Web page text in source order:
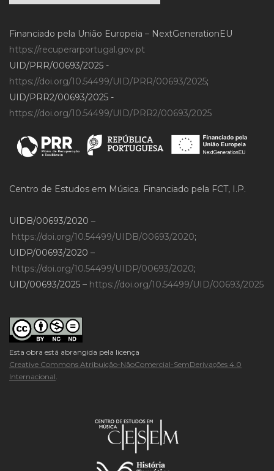
Financiado pela União Europeia – NextGenerationEU
https://recuperarportugal.gov.pt
UID/PRR/00693/2025 -
https://doi.org/10.54499/UID/PRR/00693/2025;
UID/PRR2/00693/2025 -
https://doi.org/10.54499/UID/PRR2/00693/2025
Centro de Estudos em Música. Financiado pela FCT, I.P.
UIDB/00693/2020 –
https://doi.org/10.54499/UIDB/00693/2020;
UIDP/00693/2020 –
https://doi.org/10.54499/UIDP/00693/2020;
UID/00693/2025 – https://doi.org/10.54499/UID/00693/2025
Esta obra está abrangida pela licença
Creative Commons Atribuição-NãoComercial-SemDerivações 4.0
Internacional